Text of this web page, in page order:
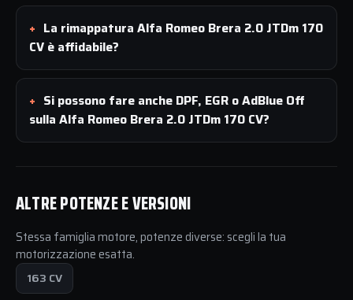
La rimappatura Alfa Romeo Brera 2.0 JTDm 170
CV è affidabile?
Si possono fare anche DPF, EGR o AdBlue Off
sulla Alfa Romeo Brera 2.0 JTDm 170 CV?
ALTRE POTENZE E VERSIONI
Stessa famiglia motore, potenze diverse: scegli la tua
motorizzazione esatta.
163 CV